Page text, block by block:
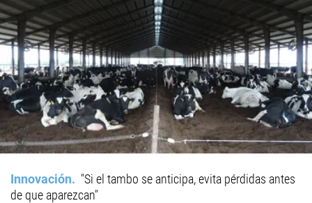
Innovación
"Si el tambo se anticipa, evita pérdidas antes
de que aparezcan"